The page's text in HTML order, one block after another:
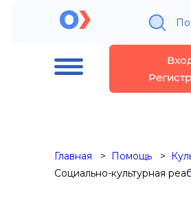
Главная Помощь
Социально-культурная